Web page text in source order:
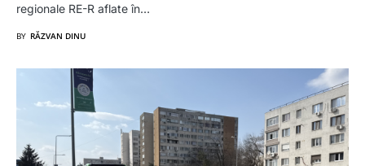
regionale RE-R aflate în…
BY RĂZVAN DINU